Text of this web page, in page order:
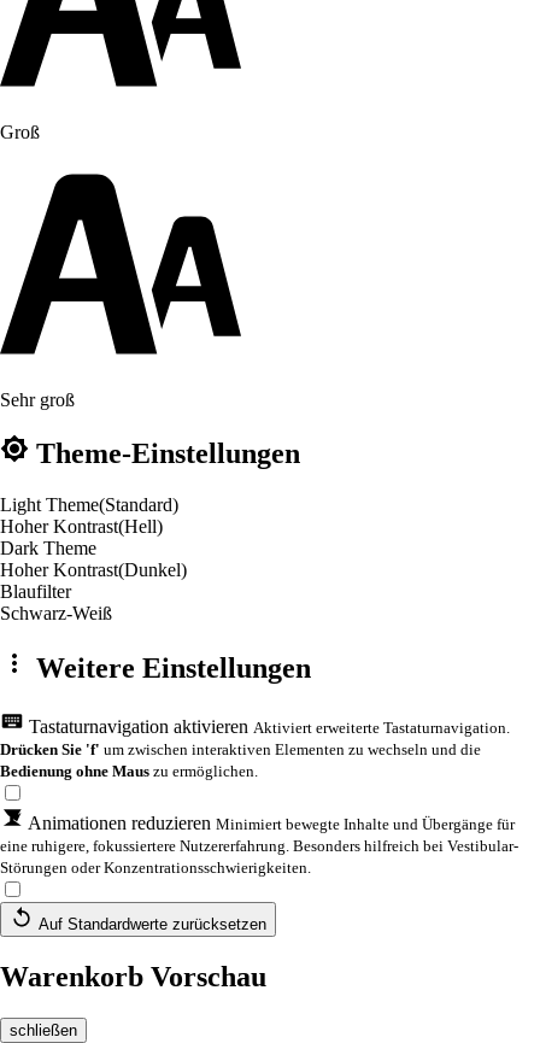
Groß
Sehr groß
Theme-Einstellungen
Light Theme(Standard)
Hoher Kontrast(Hell)
Dark Theme
Hoher Kontrast(Dunkel)
Blaufilter
Schwarz-Weiß
Weitere Einstellungen
Tastaturnavigation aktivieren Aktiviert erweiterte Tastaturnavigation.
Drücken Sie 'f' um zwischen interaktiven Elementen zu wechseln und die
Bedienung ohne Maus zu ermöglichen.
Animationen reduzieren Minimiert bewegte Inhalte und Übergänge für
eine ruhigere, fokussiertere Nutzererfahrung. Besonders hilfreich bei Vestibular-
Störungen oder Konzentrationsschwierigkeiten.
Auf Standardwerte zurücksetzen
Warenkorb Vorschau
schließen